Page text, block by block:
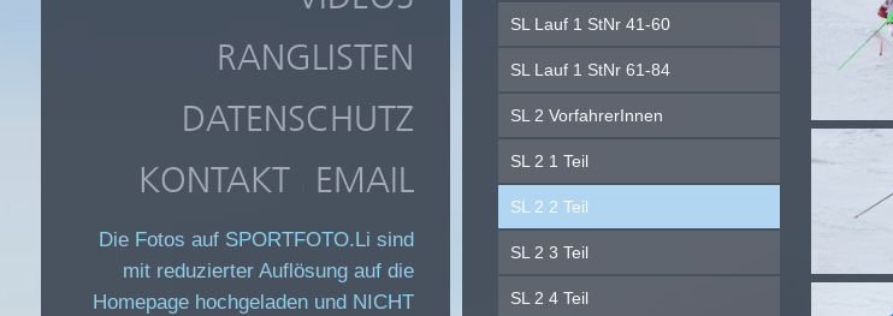
RANGLISTEN
DATENSCHUTZ
KONTAKT
EMAIL
Die Fotos auf SPORTFOTO.Li sind
mit reduzierter Auflösung auf die
Homepage hochgeladen und NICHT
SL Lauf 1 StNr 41-60
SL Lauf 1 StNr 61-84
SL 2 VorfahrerInnen
SL 2 1 Teil
SL 2 2 Teil
SL 2 3 Teil
SL 2 4 Teil